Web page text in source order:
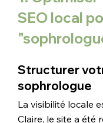
SEO local
Structurer
sophrologue
La visibilité locale
Claire, le site a été